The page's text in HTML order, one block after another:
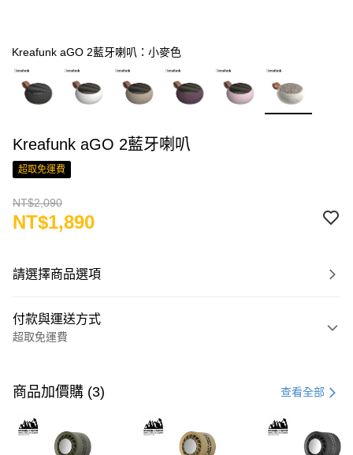
Kreafunk aGO 2藍牙喇叭：小麥色
Kreafunk aGO 2藍牙喇叭
超取免運費
NT$2,090
NT$1,890
請選擇商品選項
付款與運送方式
超取免運費
信用卡一次付款
LINE Pay
Apple Pay
商品加價購 (3) 查看全部